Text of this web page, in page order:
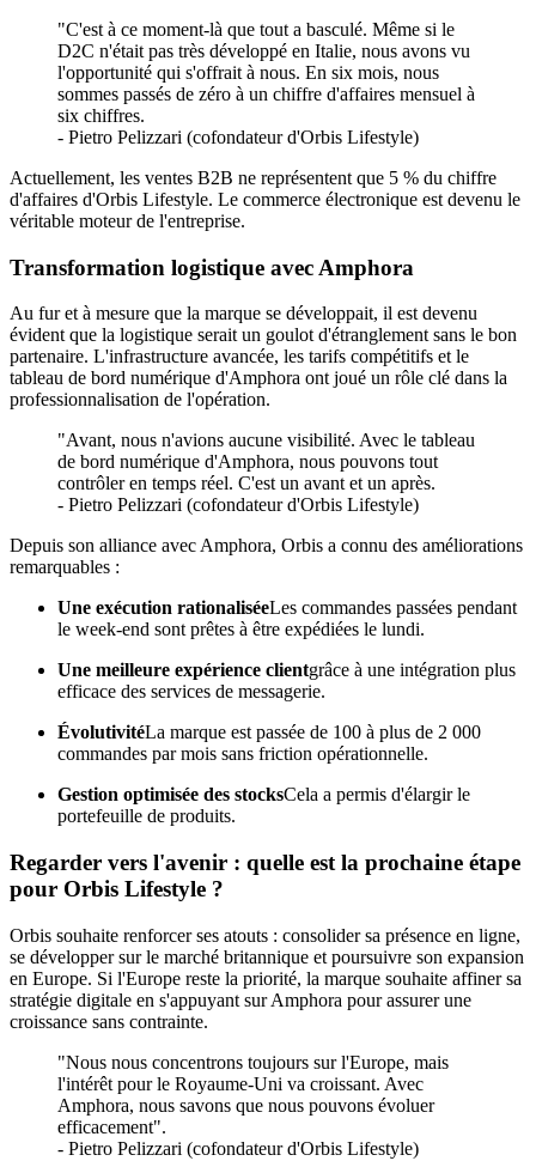
"C'est à ce moment-là que tout a basculé. Même si le
D2C n'était pas très développé en Italie, nous avons vu
l'opportunité qui s'offrait à nous. En six mois, nous
sommes passés de zéro à un chiffre d'affaires mensuel à
six chiffres.
- Pietro Pelizzari (cofondateur d'Orbis Lifestyle)
Actuellement, les ventes B2B ne représentent que 5 % du chiffre
d'affaires d'Orbis Lifestyle. Le commerce électronique est devenu le
véritable moteur de l'entreprise.
Transformation logistique avec Amphora
Au fur et à mesure que la marque se développait, il est devenu
évident que la logistique serait un goulot d'étranglement sans le bon
partenaire. L'infrastructure avancée, les tarifs compétitifs et le
tableau de bord numérique d'Amphora ont joué un rôle clé dans la
professionnalisation de l'opération.
"Avant, nous n'avions aucune visibilité. Avec le tableau
de bord numérique d'Amphora, nous pouvons tout
contrôler en temps réel. C'est un avant et un après.
- Pietro Pelizzari (cofondateur d'Orbis Lifestyle)
Depuis son alliance avec Amphora, Orbis a connu des améliorations
remarquables :
Une exécution rationaliséeLes commandes passées pendant
le week-end sont prêtes à être expédiées le lundi.
Une meilleure expérience clientgrâce à une intégration plus
efficace des services de messagerie.
ÉvolutivitéLa marque est passée de 100 à plus de 2 000
commandes par mois sans friction opérationnelle.
Gestion optimisée des stocksCela a permis d'élargir le
portefeuille de produits.
Regarder vers l'avenir : quelle est la prochaine étape
pour Orbis Lifestyle ?
Orbis souhaite renforcer ses atouts : consolider sa présence en ligne,
se développer sur le marché britannique et poursuivre son expansion
en Europe. Si l'Europe reste la priorité, la marque souhaite affiner sa
stratégie digitale en s'appuyant sur Amphora pour assurer une
croissance sans contrainte.
"Nous nous concentrons toujours sur l'Europe, mais
l'intérêt pour le Royaume-Uni va croissant. Avec
Amphora, nous savons que nous pouvons évoluer
efficacement".
- Pietro Pelizzari (cofondateur d'Orbis Lifestyle)